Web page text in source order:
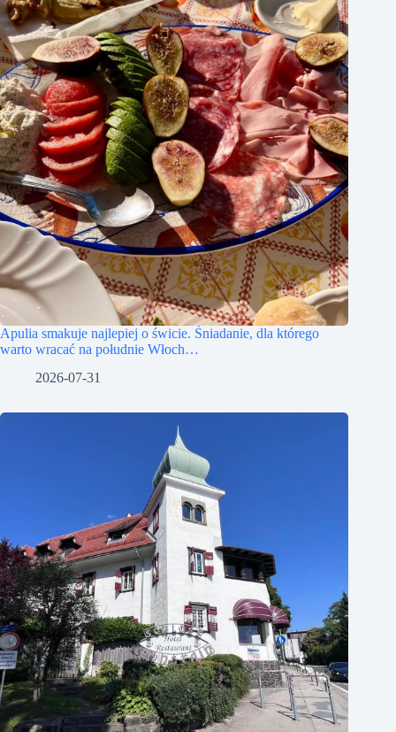
Apulia smakuje najlepiej o świcie. Śniadanie, dla którego
warto wracać na południe Włoch…
2026-07-31